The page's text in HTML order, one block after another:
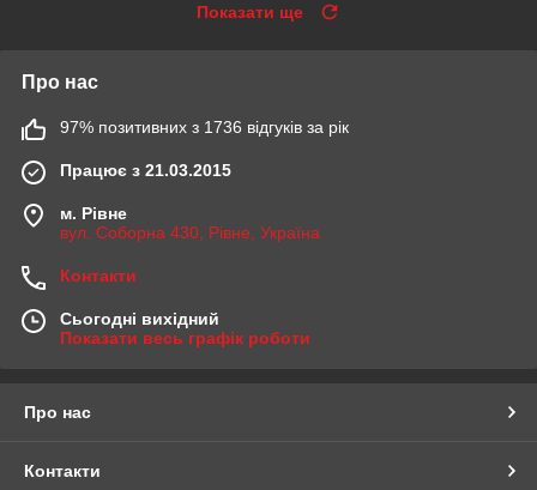
Показати ще
Про нас
97% позитивних з 1736 відгуків за рік
Працює з 21.03.2015
м. Рівне
вул. Соборна 430, Рівне, Україна
Контакти
Сьогодні вихідний
Показати весь графік роботи
Про нас
Контакти